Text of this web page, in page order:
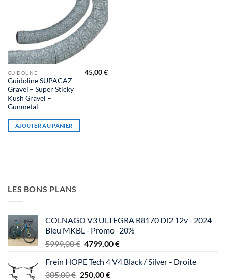
GUIDOLINE
Guidoline SUPACAZ
Gravel – Super Sticky
Kush Gravel –
Gunmetal
45,00€
AJOUTER AU PANIER
LES BONS PLANS
COLNAGO V3 ULTEGRA R8170 Di2 12v - 2024 -
Bleu MKBL - Promo -20%
5999,00€ Le
initial
était :
4799,00€Le
actuel
Frein HOPE Tech 4 V4 Black / Silver - Droite
305,00€ Le
250,00€Le